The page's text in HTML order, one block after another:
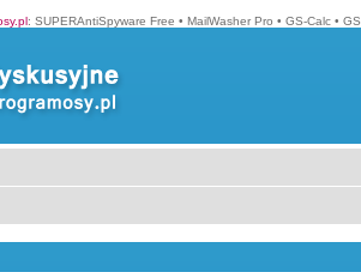
: SUPERAntiSpyware Free • MailWasher Pro • GS-Calc •